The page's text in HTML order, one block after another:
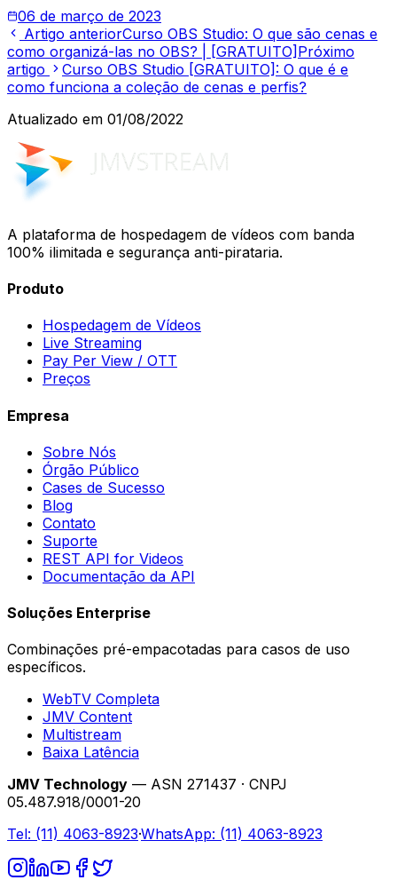
06 de março de 2023
Artigo anteriorCurso OBS Studio: O que são cenas e
como organizá-las no OBS? | [GRATUITO] Próximo
artigo
Curso OBS Studio [GRATUITO]: O que é e
como funciona a coleção de cenas e perfis?
Atualizado em 01/08/2022
A plataforma de hospedagem de vídeos com banda
100% ilimitada e segurança anti-pirataria.
Produto
Hospedagem de Vídeos
Live Streaming
Pay Per View / OTT
Preços
Empresa
Sobre Nós
Órgão Público
Cases de Sucesso
Blog
Contato
Suporte
REST API for Videos
Documentação da API
Soluções Enterprise
Combinações pré-empacotadas para casos de uso
específicos.
WebTV Completa
JMV Content
Multistream
Baixa Latência
JMV Technology — ASN 271437 · CNPJ
05.487.918/0001-20
Tel: (11) 4063-8923·WhatsApp: (11) 4063-8923